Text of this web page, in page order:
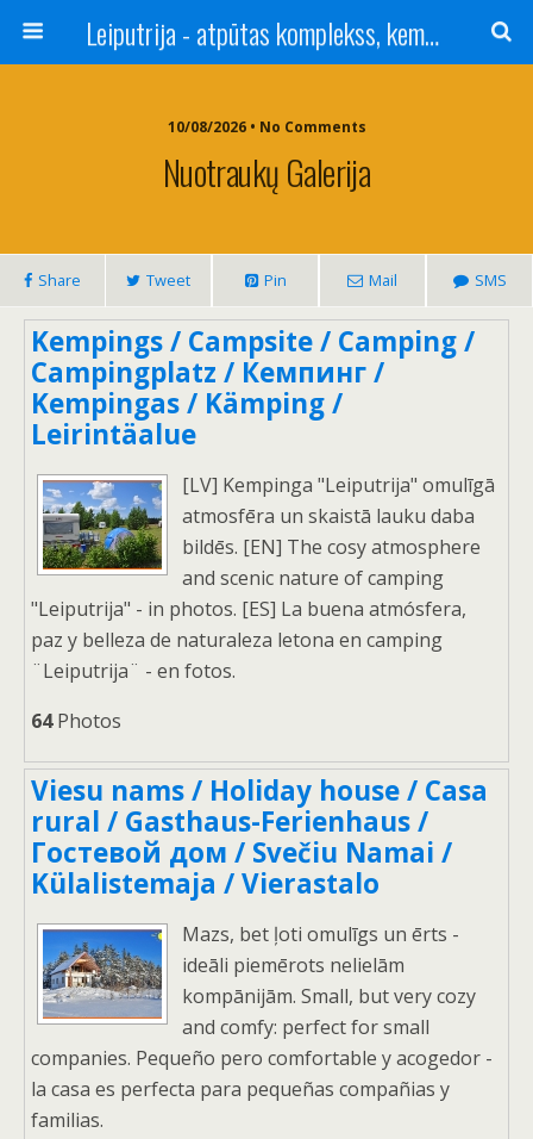
Leiputrija - atpūtas komplekss, kempings, viesu nams pie Rīgas / Camping, caravan site, bed and breakfast near Riga / Camping, caravanas, bungalows Letonia / Campingplatz, Caravanpark, Zimmer in Lettland / Kемпинг и гостевой дом к Риги
10/08/2026 • No Comments
Nuotraukų Galerija
Share Tweet Pin Mail SMS
Kempings / Campsite / Camping /
Campingplatz / Кемпинг /
Kempingas / Kämping /
Leirintäalue
[LV] Kempinga "Leiputrija" omulīgā
atmosfēra un skaistā lauku daba
bildēs. [EN] The cosy atmosphere
and scenic nature of camping
"Leiputrija" - in photos. [ES] La buena atmósfera,
paz y belleza de naturaleza letona en camping
¨Leiputrija¨ - en fotos.
64Photos
Viesu nams / Holiday house / Casa
rural / Gasthaus-Ferienhaus /
Гостевой дом / Svečiu Namai /
Külalistemaja / Vierastalo
Mazs, bet ļoti omulīgs un ērts -
ideāli piemērots nelielām
kompānijām. Small, but very cozy
and comfy: perfect for small
companies. Pequeño pero comfortable y acogedor -
la casa es perfecta para pequeñas compañias y
familias.